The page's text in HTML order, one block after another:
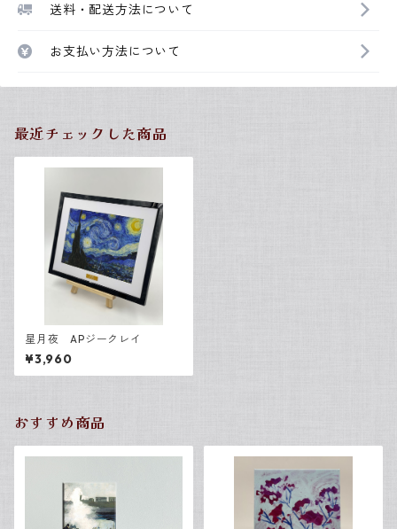
送料・配送方法について
お支払い方法について
最近チェックした商品
星月夜 APジークレイ
¥3,960
おすすめ商品